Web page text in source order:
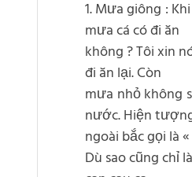
1. Mưa giông :
mưa cá có đi ăn
không ? Tôi xin
đi ăn lại. Còn
mưa nhỏ không
nước. Hiện
ngoài bắc gọi là
Dù sao cũng chỉ